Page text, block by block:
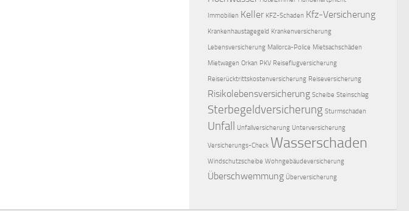
Immobilien Keller KFZ-Schaden Kfz-Versicherung
Krankenhaustagegeld Krankenversicherung
Lebensversicherung Mallorca-Police Mietsachschäden
Mietwagen Orkan PKV Reiseflugversicherung
Reiserücktrittskostenversicherung Reiseversicherung
Risikolebensversicherung Scheibe Steinschlag
Sterbegeldversicherung Sturmschaden
Unfall Unfallversicherung Unterversicherung
Versicherungs-Check Wasserschaden
Windschutzscheibe Wohngebäudeversicherung
Überschwemmung Überversicherung